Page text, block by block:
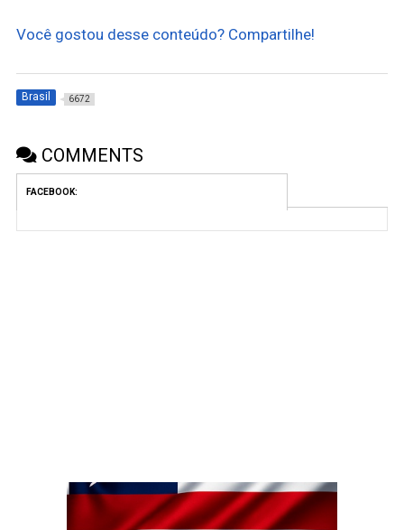
Você gostou desse conteúdo? Compartilhe!
Brasil 6672
COMMENTS
FACEBOOK: